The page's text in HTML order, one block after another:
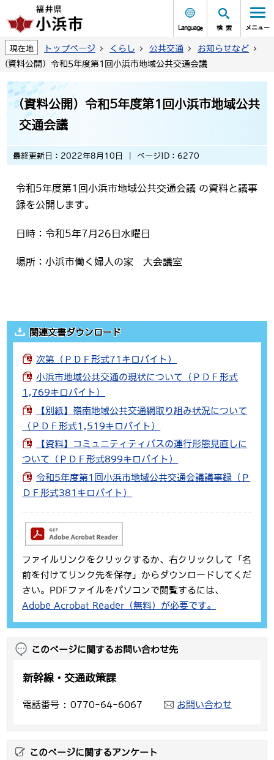
Language 検索 メニュー
現在地 トップページ くらし 公共交通
お知らせなど
(資料公開）令和5年度第1回小浜市地域公共交通会議
(資料公開）令和5年度第1回小浜市地域公共
交通会議
最終更新日：2022年8月10日 ページID：6270
令和5年度第1回小浜市地域公共交通会議 の資料と議事
録を公開します。
日時：令和5年7月26日水曜日
場所：小浜市働く婦人の家 大会議室
関連文書ダウンロード
次第（ＰＤＦ形式71キロバイト）
小浜市地域公共交通の現状について（ＰＤＦ形式
1,769キロバイト）
【別紙】嶺南地域公共交通網取り組み状況について
（ＰＤＦ形式1,519キロバイト）
【資料】コミュニティティバスの運行形態見直しに
ついて（ＰＤＦ形式899キロバイト）
令和5年度第1回小浜市地域公共交通会議議事録（Ｐ
ＤＦ形式381キロバイト）
ファイルリンクをクリックするか、右クリックして「名
前を付けてリンク先を保存」からダウンロードしてくだ
さい。PDFファイルをパソコンで閲覧するには、
Adobe Acrobat Reader（無料）が必要です。
このページに関するお問い合わせ先
新幹線・交通政策課
電話番号 0770-64-6067 お問い合わせ
このページに関するアンケート